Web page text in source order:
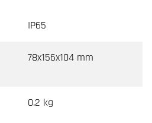
IP65
78x156x104 mm
0.2 kg